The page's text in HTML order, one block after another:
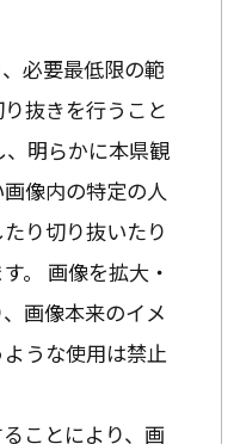
必要最低限の範
抜きを行うこと
、明らかに本県観
像内の特定の人
り切り抜いたり
。 画像を拡大・
画像本来のイメ
うな使用は禁止
ことにより、画